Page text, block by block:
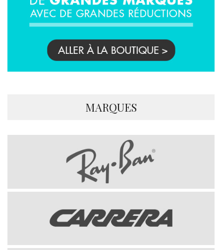
MARQUES